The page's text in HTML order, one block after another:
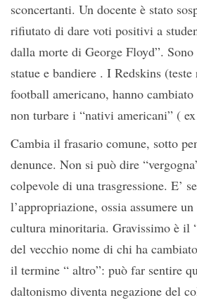
sconcertanti. Un docente è stato
rifiutato di dare voti positivi a
dalla morte di George Floyd”.
statue e bandiere . I Redskins
football americano, hanno
non turbare i “nativi americani” (
Cambia il frasario comune, sotto
denunce. Non si può dire
colpevole di una trasgressione. E’
l’appropriazione, ossia assumere
cultura minoritaria. Gravissimo è il
del vecchio nome di chi ha
il termine “ altro”: può far sentire
daltonismo diventa negazione del